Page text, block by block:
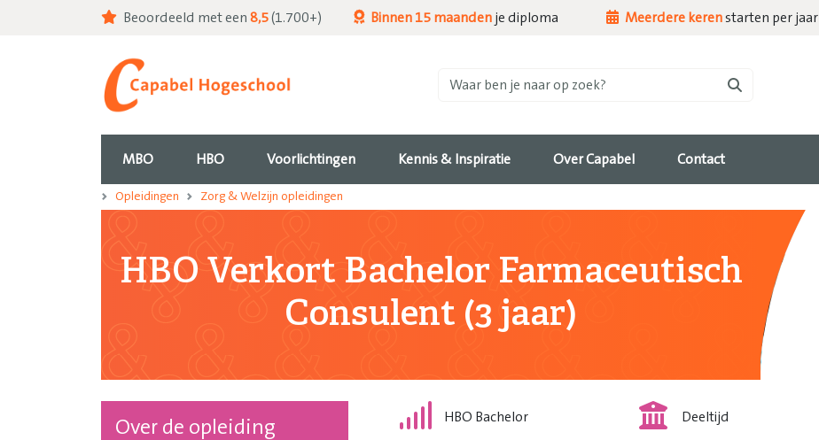
Waar ben je naar op zoek?
MBO HBO Voorlichtingen Kennis & Inspiratie Over Capabel Contact
Beoordeeld met een 8,5(1.700+) Binnen 15 maanden je diploma Meerdere kerenstarten per jaar
Opleidingen Zorg & Welzijn opleidingen
HBO Verkort Bachelor Farmaceutisch
Consulent (3 jaar)
HBO Bachelor Deeltijd
Over de opleiding